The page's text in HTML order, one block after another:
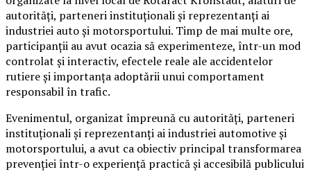
autorități, parteneri instituționali și reprezentanți ai
industriei auto și motorsportului. Timp de mai multe ore,
participanții au avut ocazia să experimenteze, într-un mod
controlat și interactiv, efectele reale ale accidentelor
rutiere și importanța adoptării unui comportament
responsabil în trafic.
Evenimentul, organizat împreună cu autorități, parteneri
instituționali și reprezentanți ai industriei automotive și
motorsportului, a avut ca obiectiv principal transformarea
prevenției într-o experiență practică și accesibilă publicului